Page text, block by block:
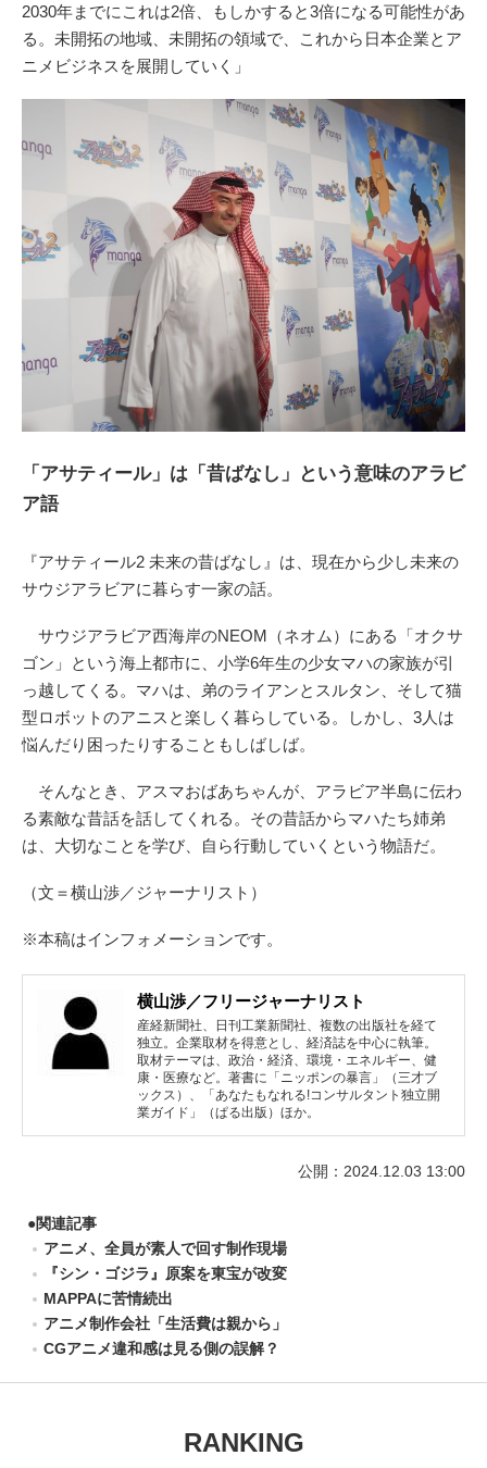
2030年までにこれは2倍、もしかすると3倍になる可能性があ
る。未開拓の地域、未開拓の領域で、これから日本企業とア
ニメビジネスを展開していく」
「アサティール」は「昔ばなし」という意味のアラビ
ア語
『アサティール2 未来の昔ばなし』は、現在から少し未来の
サウジアラビアに暮らす一家の話。
サウジアラビア西海岸のNEOM（ネオム）にある「オクサ
ゴン」という海上都市に、小学6年生の少女マハの家族が引
っ越してくる。マハは、弟のライアンとスルタン、そして猫
型ロボットのアニスと楽しく暮らしている。しかし、3人は
悩んだり困ったりすることもしばしば。
そんなとき、アスマおばあちゃんが、アラビア半島に伝わ
る素敵な昔話を話してくれる。その昔話からマハたち姉弟
は、大切なことを学び、自ら行動していくという物語だ。
（文＝横山渉／ジャーナリスト）
※本稿はインフォメーションです。
横山渉／フリージャーナリスト
産経新聞社、日刊工業新聞社、複数の出版社を経て
独立。企業取材を得意とし、経済誌を中心に執筆。
取材テーマは、政治・経済、環境・エネルギー、健
康・医療など。著書に「ニッポンの暴言」（三才ブ
ックス）、「あなたもなれる!コンサルタント独立開
業ガイド」（ぱる出版）ほか。
公開：2024.12.03 13:00
●関連記事
アニメ、全員が素人で回す制作現場
『シン・ゴジラ』原案を東宝が改変
MAPPAに苦情続出
アニメ制作会社「生活費は親から」
CGアニメ違和感は見る側の誤解？
RANKING